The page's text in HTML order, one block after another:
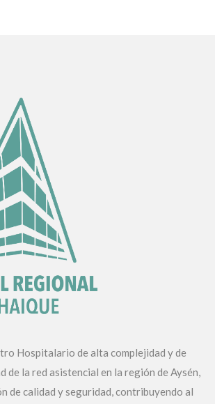
Hospitalario de alta complejidad y de
de la red asistencial en la región de Aysén,
de calidad y seguridad, contribuyendo al